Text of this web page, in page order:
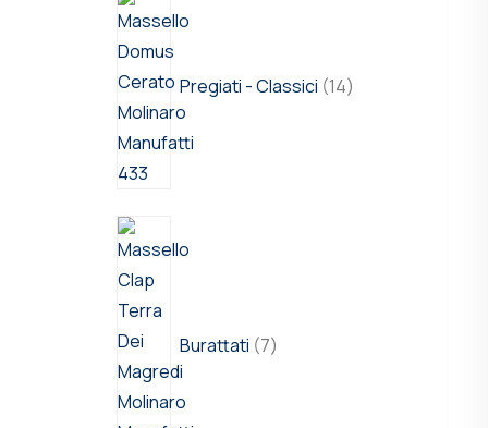
Pregiati - Classici 14
Burattati 7